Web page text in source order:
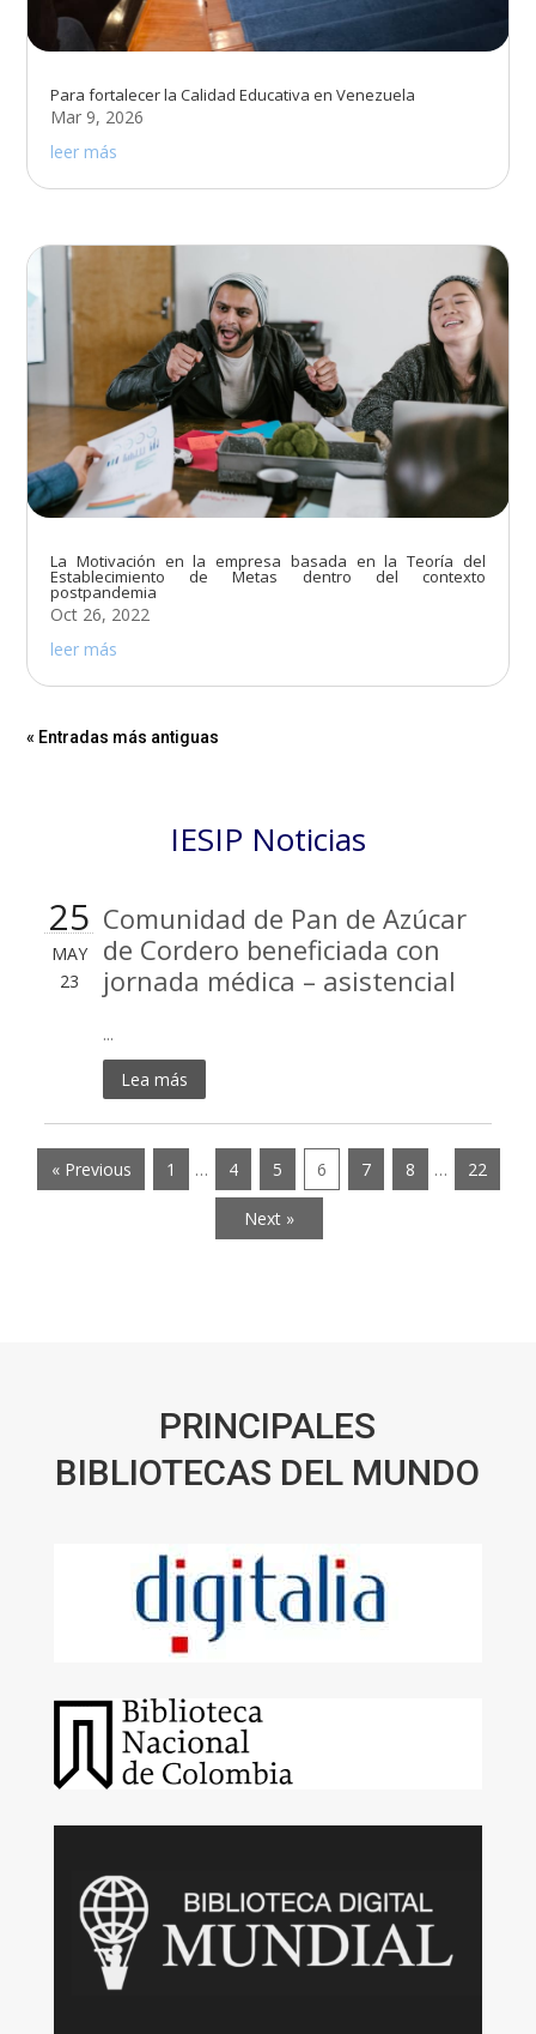
Para fortalecer la Calidad Educativa en Venezuela
Mar 9, 2026
leer más
La Motivación en la empresa basada en la Teoría del
Establecimiento de Metas dentro del contexto
postpandemia
Oct 26, 2022
leer más
« Entradas más antiguas
IESIP Noticias
25
MAY
23
Comunidad de Pan de Azúcar
de Cordero beneficiada con
jornada médica – asistencial
...
Lea más
« Previous 1 … 4 5 6 7 8 … 22
Next »
PRINCIPALES
BIBLIOTECAS DEL MUNDO